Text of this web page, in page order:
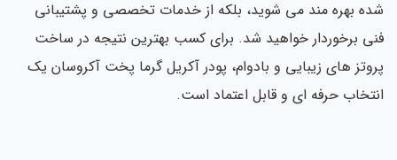
بهره مند می شوید، بلکه از خدمات تخصصی و پشتیبانی
برخوردار خواهید شد. برای کسب بهترین نتیجه در ساخت
های زیبایی و بادوام، پودر آکریل گرما پخت آکروسان یک
حرفه ای و قابل اعتماد است.